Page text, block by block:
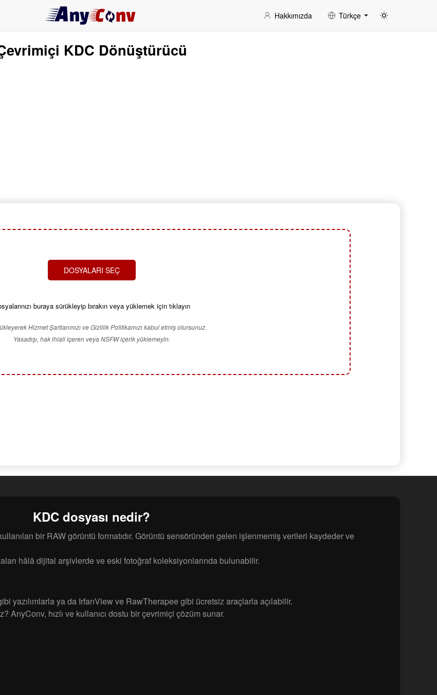
Hakkımızda Türkçe
KDC Dönüştürücü
DOSYALARI SEÇ
buraya sürükleyip bırakın veya yüklemek için tıklayın
Hizmet Şartlarımızı ve Gizlilik Politikamızı kabul etmiş olursunuz.
Yasadışı, hak ihlali içeren veya NSFW içerik yüklemeyin.
KDC dosyası nedir?
bir RAW görüntü formatıdır. Görüntü sensöründen gelen işlenmemiş verileri kaydeder ve
hâlâ dijital arşivlerde ve eski fotoğraf koleksiyonlarında bulunabilir.
yazılımlarla ya da IrfanView ve RawTherapee gibi ücretsiz araçlarla açılabilir.
AnyConv, hızlı ve kullanıcı dostu bir çevrimiçi çözüm sunar.